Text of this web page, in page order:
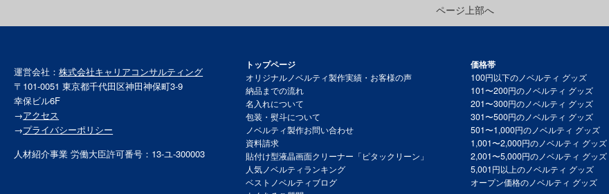
ページ上部へ
運営会社：株式会社キャリアコンサルティング
〒101-0051 東京都千代田区神田神保町3-9
幸保ビル6F
→アクセス
→プライバシーポリシー
人材紹介事業 労働大臣許可番号：13-ユ-300003
トップページ
オリジナルノベルティ製作実績・お客様の声
納品までの流れ
名入れについて
包装・熨斗について
ノベルティ製作お問い合わせ
資料請求
貼付け型液晶画面クリーナー「ピタックリーン」
人気ノベルティランキング
ベストノベルティブログ
価格帯
100円以下のノベルティ グッズ
101〜200円のノベルティ グッズ
201〜300円のノベルティ グッズ
301〜500円のノベルティ グッズ
501〜1,000円のノベルティ グッズ
1,001〜2,000円のノベルティ グッズ
2,001〜5,000円のノベルティ グッズ
5,001円以上のノベルティ グッズ
オープン価格のノベルティ グッズ